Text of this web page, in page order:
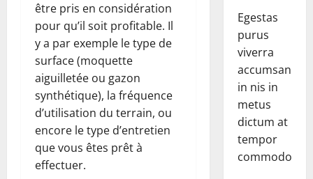
être pris en considération
pour qu’il soit profitable. Il
y a par exemple le type de
surface (moquette
aiguilletée ou gazon
synthétique), la fréquence
d’utilisation du terrain, ou
encore le type d’entretien
que vous êtes prêt à
effectuer.
Egestas
purus
viverra
accumsan
in nis in
metus
dictum at
tempor
commodo.